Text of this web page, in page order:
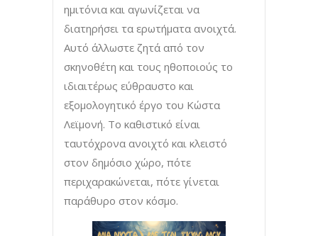
ημιτόνια και αγωνίζεται να
διατηρήσει τα ερωτήματα ανοιχτά.
Αυτό άλλωστε ζητά από τον
σκηνοθέτη και τους ηθοποιούς το
ιδιαιτέρως εύθραυστο και
εξομολογητικό έργο του Κώστα
Λεϊμονή. Το καθιστικό είναι
ταυτόχρονα ανοιχτό και κλειστό
στον δημόσιο χώρο, πότε
περιχαρακώνεται, πότε γίνεται
παράθυρο στον κόσμο.